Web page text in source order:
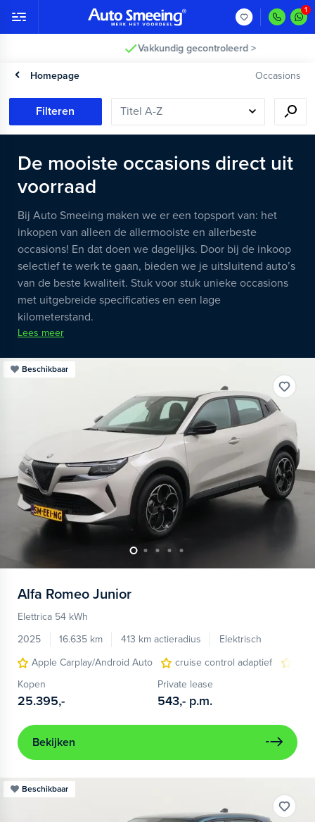
Vakkundig gecontroleerd >
Homepage Occasions
Filteren
De mooiste occasions direct uit
voorraad
Bij Auto Smeeing maken we er een topsport van: het
inkopen van alleen de allermooiste en allerbeste
occasions! En dat doen we dagelijks. Door bij de inkoop
selectief te werk te gaan, bieden we je uitsluitend auto’s
van de beste kwaliteit. Stuk voor stuk unieke occasions
met uitgebreide specificaties en een lage
kilometerstand.
Lees meer
Beschikbaar
Alfa Romeo Junior
Elettrica 54 kWh
2025
16.635 km 413 km actieradius
Elektrisch
Apple Carplay/Android Auto
cruise control adaptief
Kopen
25.395,-
Private lease
543,- p.m.
Bekijken
Beschikbaar